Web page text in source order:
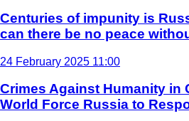
Centuries of impunity is
can there be no peace
24 February 2025 11:00
Crimes Against Humanity in
World Force Russia to